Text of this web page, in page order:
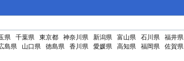
県 千葉県 東京都 神奈川県 新潟県 富山県 石川県 福井県
島県 山口県 徳島県 香川県 愛媛県 高知県 福岡県 佐賀県